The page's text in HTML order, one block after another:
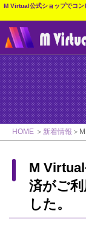
M Virtual公式ショップでコ
HOME 新着情報
M
済がご
した。